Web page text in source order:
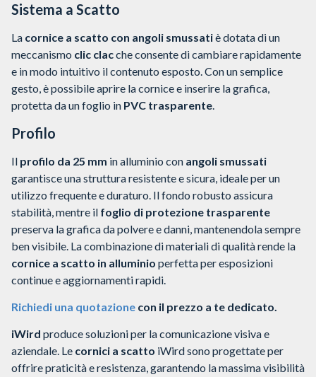
Sistema a Scatto
La cornice a scatto con angoli smussatiè dotata di un
meccanismo clic clacche consente di cambiare rapidamente
e in modo intuitivo il contenuto esposto. Con un semplice
gesto, è possibile aprire la cornice e inserire la grafica,
protetta da un foglio in PVC trasparente.
Profilo
Il profilo da 25 mm in alluminio con angoli smussati
garantisce una struttura resistente e sicura, ideale per un
utilizzo frequente e duraturo. Il fondo robusto assicura
stabilità, mentre il foglio di protezione trasparente
preserva la grafica da polvere e danni, mantenendola sempre
ben visibile. La combinazione di materiali di qualità rende la
cornice a scatto in alluminio perfetta per esposizioni
continue e aggiornamenti rapidi.
Richiedi una quotazione con il prezzo a te dedicato.
iWird produce soluzioni per la comunicazione visiva e
aziendale. Le cornici a scatto iWird sono progettate per
offrire praticità e resistenza, garantendo la massima visibilità